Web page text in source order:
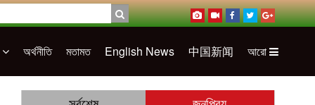
অর্থনীতি মতামত English News 中国新闻 আরো